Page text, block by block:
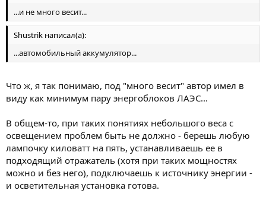
...и не много весит...
Shustrik написал(а):
...автомобильный аккумулятор...
Что ж, я так понимаю, под "много весит" автор имел в
виду как минимум пару энергоблоков ЛАЭС...
В общем-то, при таких понятиях небольшого веса с
освещением проблем быть не должно - берешь любую
лампочку киловатт на пять, устанавливаешь ее в
подходящий отражатель (хотя при таких мощностях
можно и без него), подключаешь к источнику энергии -
и осветительная установка готова.